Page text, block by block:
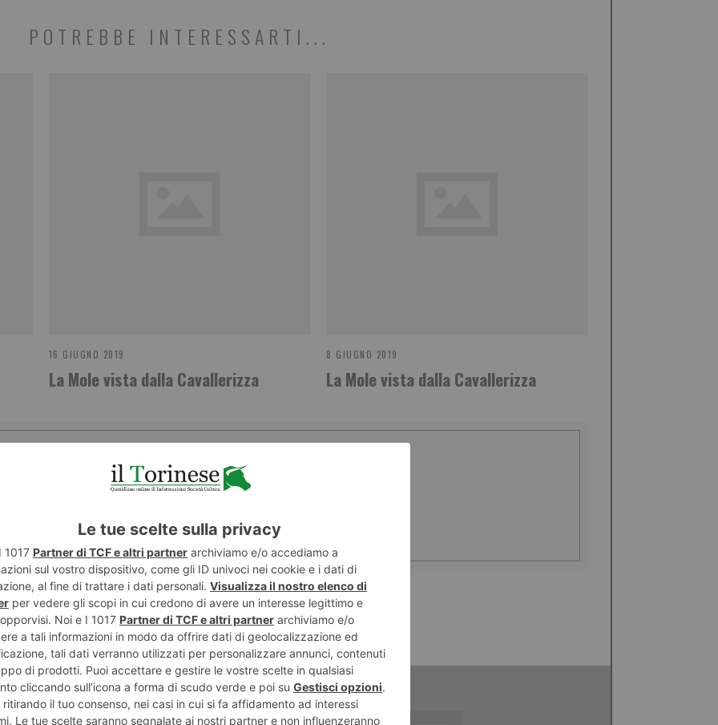
POTREBBE INTERESSARTI...
16 GIUGNO 2019
La Mole vista dalla Cavallerizza
8 GIUGNO 2019
La Mole vista dalla Cavallerizza